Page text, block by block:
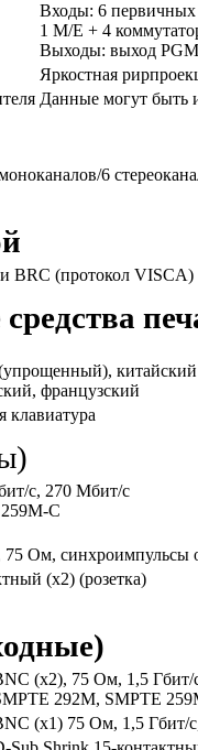
Входы: 6 первичных
1 M/E + 4
Выходы: выход
Яркостная
Данные могут быть
6
BRC (протокол VISCA)
французский
клавиатура
с, 270 Мбит/с
C
Ом, синхроимпульсы
(x2) (розетка)
(x2), 75 Ом, 1,5 Гбит/
292M, SMPTE
(x1) 75 Ом, 1,5 Гбит/